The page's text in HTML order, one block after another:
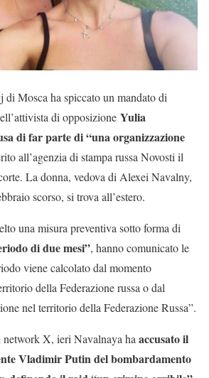
Mosca ha spiccato un mandato di
di opposizione Yulia
di far parte di “una organizzazione
all’agenzia di stampa russa Novosti il
La donna, vedova di Alexei Navalny,
scorso, si trova all’estero.
una misura preventiva sotto forma di
di due mesi”, hanno comunicato le
viene calcolato dal momento
della Federazione russa o dal
nel territorio della Federazione Russa”.
X, ieri Navalnaya ha accusato il
Vladimir Putin del bombardamento